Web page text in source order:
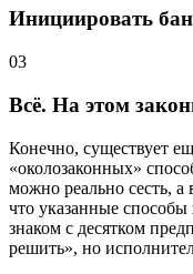
Инициировать
03
Всё. На этом
Конечно, существует
«околозаконных»
можно реально сесть, а
что указанные
знаком с десятком
решить», но